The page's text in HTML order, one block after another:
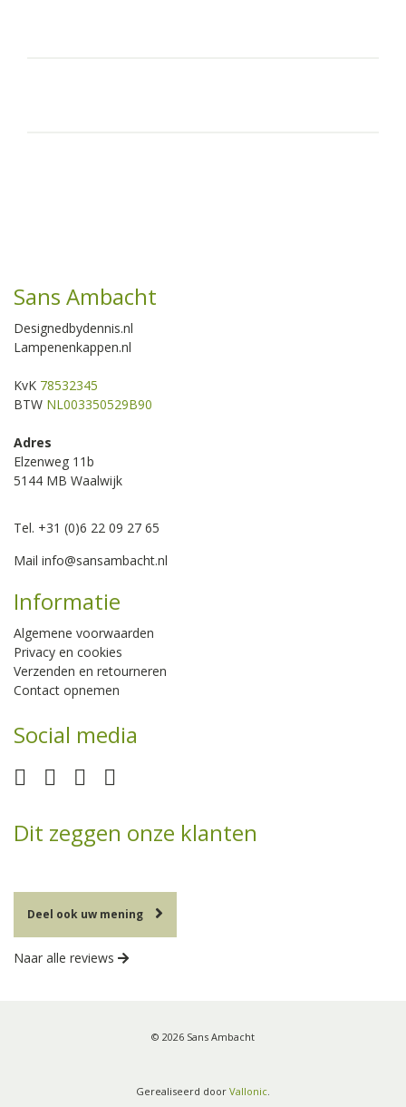
Sans Ambacht
Designedbydennis.nl
Lampenenkappen.nl
KvK 78532345
BTW NL003350529B90
Adres
Elzenweg 11b
5144 MB Waalwijk
Tel. +31 (0)6 22 09 27 65
Mail info@sansambacht.nl
Informatie
Algemene voorwaarden
Privacy en cookies
Verzenden en retourneren
Contact opnemen
Social media
Dit zeggen onze klanten
Deel ook uw mening
Naar alle reviews
© 2026 Sans Ambacht
Gerealiseerd door Vallonic